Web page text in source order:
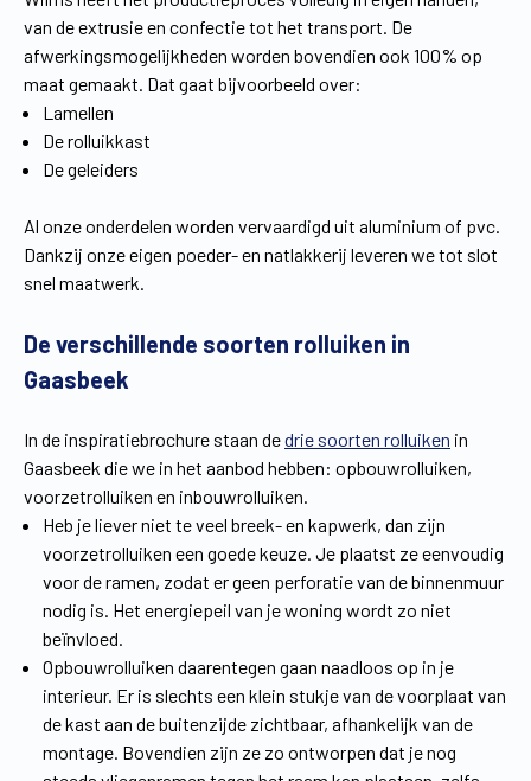
van de extrusie en confectie tot het transport. De
afwerkingsmogelijkheden worden bovendien ook 100% op
maat gemaakt. Dat gaat bijvoorbeeld over:
Lamellen
De rolluikkast
De geleiders
Al onze onderdelen worden vervaardigd uit aluminium of pvc.
Dankzij onze eigen poeder- en natlakkerij leveren we tot slot
snel maatwerk.
De verschillende soorten rolluiken in
Gaasbeek
In de inspiratiebrochure staan dedrie soorten rolluiken in
Gaasbeek die we in het aanbod hebben: opbouwrolluiken,
voorzetrolluiken en inbouwrolluiken.
Heb je liever niet te veel breek- en kapwerk, dan zijn
voorzetrolluiken een goede keuze. Je plaatst ze eenvoudig
voor de ramen, zodat er geen perforatie van de binnenmuur
nodig is. Het energiepeil van je woning wordt zo niet
beïnvloed.
Opbouwrolluiken daarentegen gaan naadloos op in je
interieur. Er is slechts een klein stukje van de voorplaat van
de kast aan de buitenzijde zichtbaar, afhankelijk van de
montage. Bovendien zijn ze zo ontworpen dat je nog